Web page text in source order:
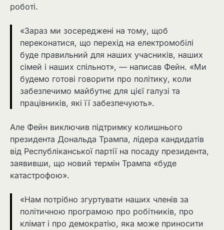
роботі.
«Зараз ми зосереджені на тому, щоб
переконатися, що перехід на електромобілі
буде правильний для наших учасників, наших
сімей і наших спільнот», — написав Фейн. «Ми
будемо готові говорити про політику, коли
забезпечимо майбутнє для цієї галузі та
працівників, які її забезпечують».
Але Фейн виключив підтримку колишнього
президента Дональда Трампа, лідера кандидатів
від Республіканської партії на посаду президента,
заявивши, що новий термін Трампа «буде
катастрофою».
«Нам потрібно згуртувати наших членів за
політичною програмою про робітників, про
клімат і про демократію, яка може приносити